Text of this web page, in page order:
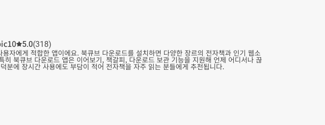
5.0(318)
자에게 적합한 앱이에요. 북큐브 다운로드를 설치하면 다양한 장르의 전자책과 인기 웹소
북큐브 다운로드 앱은 이어보기, 책갈피, 다운로드 보관 기능을 지원해 언제 어디서나 끊
분에 장시간 사용에도 부담이 적어 전자책을 자주 읽는 분들에게 추천됩니다.